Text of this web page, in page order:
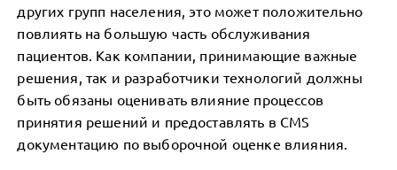
других групп населения, это может положительно
повлиять на большую часть обслуживания
пациентов. Как компании, принимающие важные
решения, так и разработчики технологий должны
быть обязаны оценивать влияние процессов
принятия решений и предоставлять в CMS
документацию по выборочной оценке влияния.